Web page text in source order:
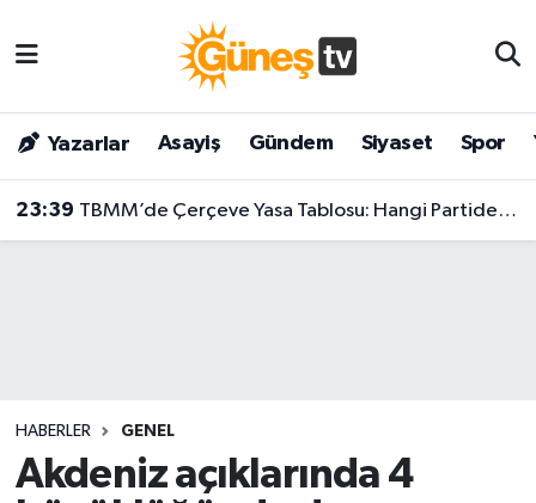
Yazarlar Asayiş Gündem Siyaset Spor
23:39 TBMM’de Çerçeve Yasa Tablosu: Hangi Partiden Kaç Milletvekili İmza Attı?
HABERLER GENEL
Akdeniz açıklarında 4
Bilim & Teknoloji
Dünya
Magazin
Malatya Nöbetçi Eczaneler
Malatya Hava Durumu
Malatya Namaz Vakitleri
Son Dakika Haberleri